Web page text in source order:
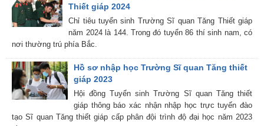
Thiết giáp 2024
Chỉ tiêu tuyển sinh Trường Sĩ quan Tăng Thiết giáp
năm 2024 là 144. Trong đó tuyển 86 thí sinh nam, có
nơi thường trú phía Bắc.
Hồ sơ nhập học Trường Sĩ quan Tăng thiết
giáp 2023
Hội đồng Tuyển sinh Trường Sĩ quan Tăng thiết
giáp thông báo xác nhận nhập học trực tuyến đào
tạo Sĩ quan Tăng thiết giáp cấp phân đội trình độ đại học năm 2023